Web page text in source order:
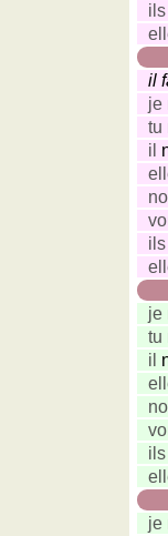
ils
il
je
tu
il
ils
je
tu
il
ils
je